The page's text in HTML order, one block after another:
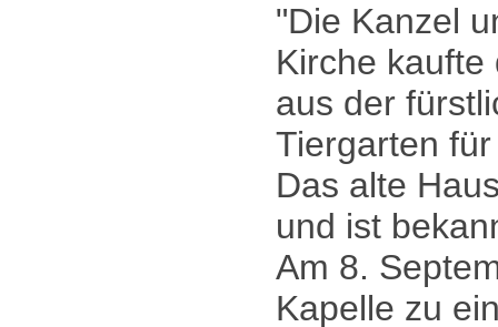
"Die Kanzel
Kirche
aus der
Tiergarten
Das alte
und ist
Am 8.
Kapelle zu